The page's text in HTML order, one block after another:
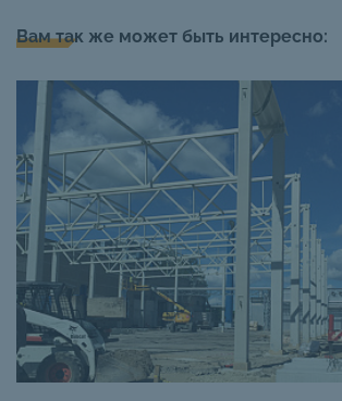
Вам так же может быть интересно: